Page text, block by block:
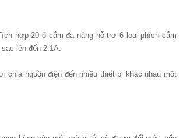
hợp 20 ổ cắm đa năng hỗ trợ 6 loại phích cắm
lên đến 2.1A.
chia nguồn điện đến nhiều thiết bị khác nhau một